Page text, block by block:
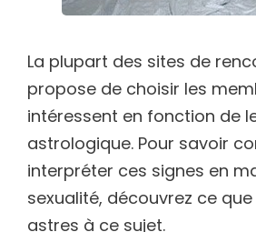
La plupart des sites de
propose de choisir les
intéressent en fonction de
astrologique. Pour savoir
interpréter ces signes en
sexualité, découvrez ce
astres à ce sujet.